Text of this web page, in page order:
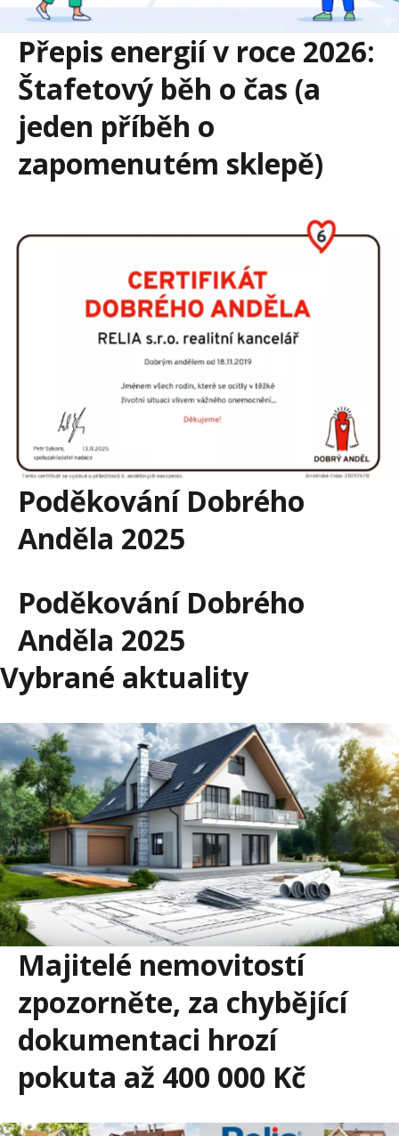
Přepis energií v roce 2026:
Štafetový běh o čas (a
jeden příběh o
zapomenutém sklepě)
Poděkování Dobrého
Anděla 2025
Poděkování Dobrého
Anděla 2025
Vybrané aktuality
Majitelé nemovitostí
zpozorněte, za chybějící
dokumentaci hrozí
pokuta až 400 000 Kč